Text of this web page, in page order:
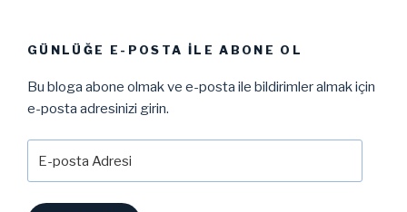
GÜNLÜĞE E-POSTA ILE ABONE OL
Bu bloga abone olmak ve e-posta ile bildirimler almak için
e-posta adresinizi girin.
posta